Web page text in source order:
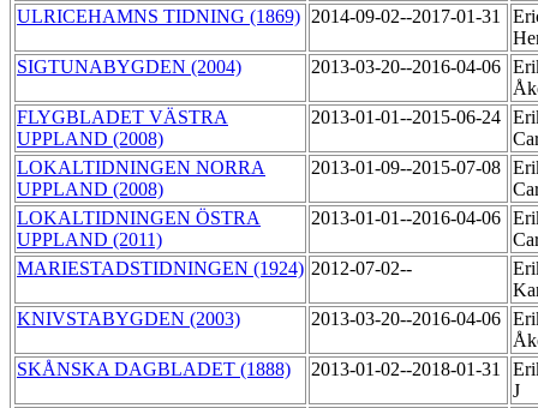
ULRICEHAMNS TIDNING (1869) 2014-09-02--2017-01-31
SIGTUNABYGDEN (2004)
2013-03-20--2016-04-06
FLYGBLADET VÄSTRA
UPPLAND (2008)
2013-01-01--2015-06-24
LOKALTIDNINGEN NORRA
UPPLAND (2008)
2013-01-09--2015-07-08
LOKALTIDNINGEN ÖSTRA
UPPLAND (2011)
2013-01-01--2016-04-06
MARIESTADSTIDNINGEN (1924) 2012-07-02--
KNIVSTABYGDEN (2003)
2013-03-20--2016-04-06
SKÅNSKA DAGBLADET (1888)
2013-01-02--2018-01-31
J